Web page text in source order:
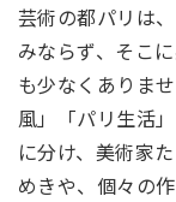
芸術の都パリは
みならず、そこ
も少なくありま
風」「パリ生活
に分け、美術家
めきや、個々の